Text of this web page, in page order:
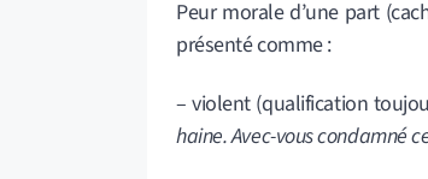
Peur morale d’une part
présenté comme :
– violent (qualification
haine. Avec-vous condamné